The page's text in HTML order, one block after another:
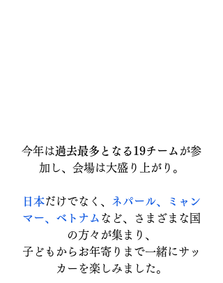
今年は過去最多となる19チーム が参
加し、会場は大盛り上がり。
日本だけでなく、
ネパール、ミャン
マー、ベトナム など、さまざまな国
の方々が集まり、
子どもからお年寄りまで一緒にサッ
カーを楽しみました。